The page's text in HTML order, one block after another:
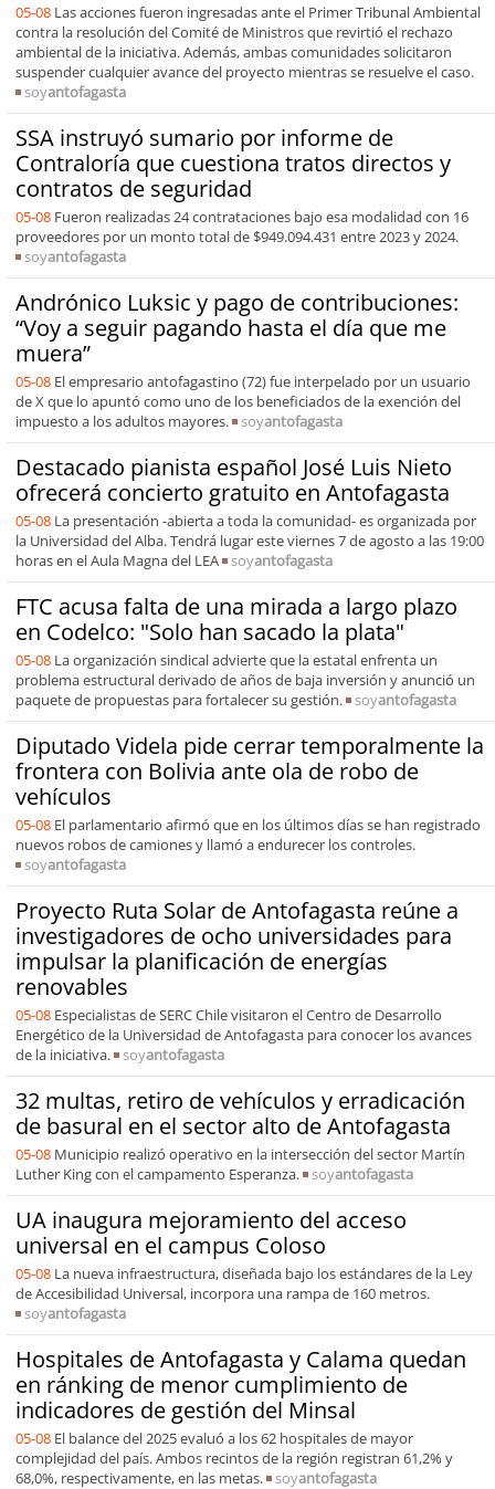
05-08 Las acciones fueron ingresadas ante el Primer Tribunal Ambiental
contra la resolución del Comité de Ministros que revirtió el rechazo
ambiental de la iniciativa. Además, ambas comunidades solicitaron
suspender cualquier avance del proyecto mientras se resuelve el caso.
soyantofagasta
SSA instruyó sumario por informe de
Contraloría que cuestiona tratos directos y
contratos de seguridad
05-08 Fueron realizadas 24 contrataciones bajo esa modalidad con 16
proveedores por un monto total de $949.094.431 entre 2023 y 2024.
soyantofagasta
Andrónico Luksic y pago de contribuciones:
“Voy a seguir pagando hasta el día que me
muera”
05-08 El empresario antofagastino (72) fue interpelado por un usuario
de X que lo apuntó como uno de los beneficiados de la exención del
impuesto a los adultos mayores.
soyantofagasta
Destacado pianista español José Luis Nieto
ofrecerá concierto gratuito en Antofagasta
05-08 La presentación -abierta a toda la comunidad- es organizada por
la Universidad del Alba. Tendrá lugar este viernes 7 de agosto a las 19:00
horas en el Aula Magna del LEA
soyantofagasta
FTC acusa falta de una mirada a largo plazo
en Codelco: "Solo han sacado la plata"
05-08 La organización sindical advierte que la estatal enfrenta un
problema estructural derivado de años de baja inversión y anunció un
paquete de propuestas para fortalecer su gestión.
soyantofagasta
Diputado Videla pide cerrar temporalmente la
frontera con Bolivia ante ola de robo de
vehículos
05-08 El parlamentario afirmó que en los últimos días se han registrado
nuevos robos de camiones y llamó a endurecer los controles.
soyantofagasta
Proyecto Ruta Solar de Antofagasta reúne a
investigadores de ocho universidades para
impulsar la planificación de energías
renovables
05-08 Especialistas de SERC Chile visitaron el Centro de Desarrollo
Energético de la Universidad de Antofagasta para conocer los avances
de la iniciativa.
soyantofagasta
32 multas, retiro de vehículos y erradicación
de basural en el sector alto de Antofagasta
05-08 Municipio realizó operativo en la intersección del sector Martín
Luther King con el campamento Esperanza.
soyantofagasta
UA inaugura mejoramiento del acceso
universal en el campus Coloso
05-08 La nueva infraestructura, diseñada bajo los estándares de la Ley
de Accesibilidad Universal, incorpora una rampa de 160 metros.
soyantofagasta
Hospitales de Antofagasta y Calama quedan
en ránking de menor cumplimiento de
indicadores de gestión del Minsal
05-08 El balance del 2025 evaluó a los 62 hospitales de mayor
complejidad del país. Ambos recintos de la región registran 61,2% y
68,0%, respectivamente, en las metas.
soyantofagasta